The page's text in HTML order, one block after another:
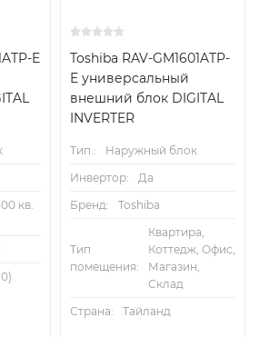
E
кв.
Toshiba RAV-GM1601ATP-
E универсальный
внешний блок DIGITAL
INVERTER
Тип.:
Наружный блок
Инвертор:
Да
Бренд:
Toshiba
Тип
помещения:
Квартира,
Коттедж, Офис,
Магазин,
Склад
Страна:
Тайланд